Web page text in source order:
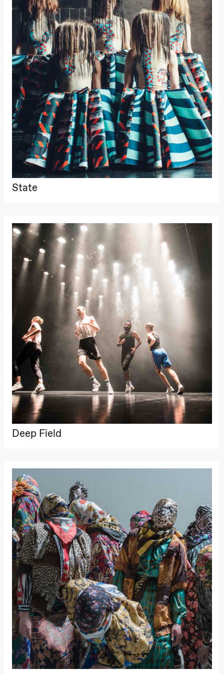
Kylén Collins
& Lærke
Grøntved
Lucy &
Lucky show
Lille scene
(Black Box
teater)
Fredag 2. oktober
19.00
Lucy &
Lucky:
Josephine
Kylén Collins
& Lærke
Grøntved
Lucy &
Lucky show
Lille scene
(Black Box
Josephine
Kylén Collins
& Lærke
Grøntved
Lucy &
Lucky show
Lille scene
teater)
19.00
Lucy &
Lucky:
Josephine
Kylén Collins
& Lærke
Grøntved
Lucy &
Lucky show
Lille scene
(Black Box
teater)
Lørdag 10. oktober
Søndag 11. oktober
19.00
Ebnflōh
Mōnad
Store scene
(Black Box
teater)
Torsdag 26. november
19.00
Ilse Ghekiere
The Elsa
Project
Hausmania
Fredag 27. november
19.00
Ilse Ghekiere
The Elsa
Project
Hausmania
State
Deep Field